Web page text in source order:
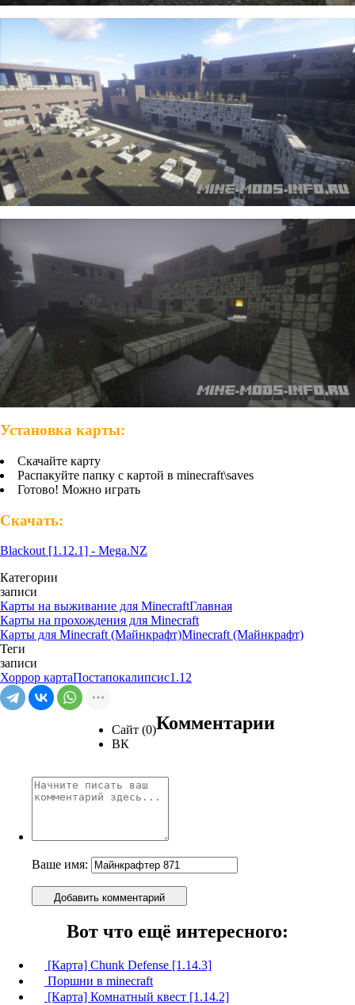
Установка карты:
Скачайте карту
Распакуйте папку с картой в minecraft\saves
Готово! Можно играть
Скачать:
Blackout [1.12.1] - Mega.NZ
Категории
записи
Карты на выживание для MinecraftГлавная
Карты на прохождения для Minecraft
Карты для Minecraft (Майнкрафт)Minecraft (Майнкрафт)
Теги
записи
Хоррор картаПостапокалипсис1.12
Сайт (0)
ВК
Комментарии
Ваше имя:
Добавить комментарий
Вот что ещё интересного:
[Карта] Chunk Defense [1.14.3]
Поршни в minecraft
[Карта] Комнатный квест [1.14.2]